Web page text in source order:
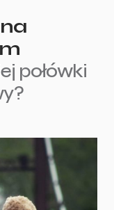
połówki